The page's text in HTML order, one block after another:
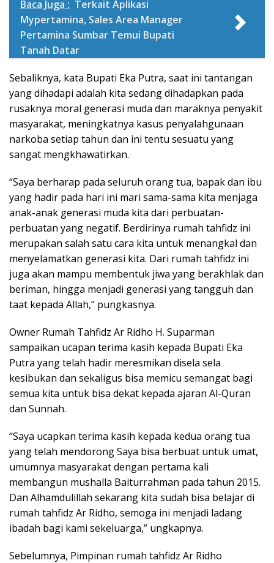
Baca Juga : Terkait Aplikasi
Mypertamina, Sales Area Manager
Pertamina Sumbar Temui Bupati
Tanah Datar
Sebaliknya, kata Bupati Eka Putra, saat ini tantangan
yang dihadapi adalah kita sedang dihadapkan pada
rusaknya moral generasi muda dan maraknya penyakit
masyarakat, meningkatnya kasus penyalahgunaan
narkoba setiap tahun dan ini tentu sesuatu yang
sangat mengkhawatirkan.
“Saya berharap pada seluruh orang tua, bapak dan ibu
yang hadir pada hari ini mari sama-sama kita menjaga
anak-anak generasi muda kita dari perbuatan-
perbuatan yang negatif. Berdirinya rumah tahfidz ini
merupakan salah satu cara kita untuk menangkal dan
menyelamatkan generasi kita. Dari rumah tahfidz ini
juga akan mampu membentuk jiwa yang berakhlak dan
beriman, hingga menjadi generasi yang tangguh dan
taat kepada Allah,” pungkasnya.
Owner Rumah Tahfidz Ar Ridho H. Suparman
sampaikan ucapan terima kasih kepada Bupati Eka
Putra yang telah hadir meresmikan disela sela
kesibukan dan sekaligus bisa memicu semangat bagi
semua kita untuk bisa dekat kepada ajaran Al-Quran
dan Sunnah.
“Saya ucapkan terima kasih kepada kedua orang tua
yang telah mendorong Saya bisa berbuat untuk umat,
umumnya masyarakat dengan pertama kali
membangun mushalla Baiturrahman pada tahun 2015.
Dan Alhamdulillah sekarang kita sudah bisa belajar di
rumah tahfidz Ar Ridho, semoga ini menjadi ladang
ibadah bagi kami sekeluarga,” ungkapnya.
Sebelumnya, Pimpinan rumah tahfidz Ar Ridho